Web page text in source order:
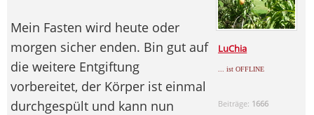
LuChia
... ist OFFLINE
Beiträge: 1666
Mein Fasten wird heute oder
morgen sicher enden. Bin gut auf
die weitere Entgiftung
vorbereitet, der Körper ist einmal
durchgespült und kann nun